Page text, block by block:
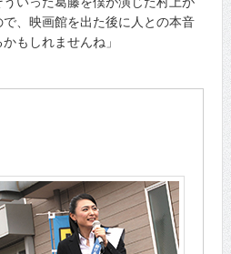
、映画館を出た後に人との本音
もしれませんね」